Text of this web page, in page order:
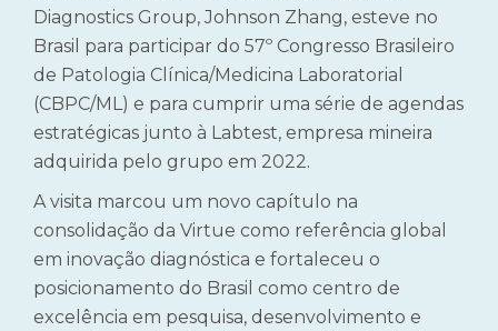
Diagnostics Group, Johnson Zhang, esteve no
Brasil para participar do 57º Congresso Brasileiro
de Patologia Clínica/Medicina Laboratorial
(CBPC/ML) e para cumprir uma série de agendas
estratégicas junto à Labtest, empresa mineira
adquirida pelo grupo em 2022.
A visita marcou um novo capítulo na
consolidação da Virtue como referência global
em inovação diagnóstica e fortaleceu o
posicionamento do Brasil como centro de
excelência em pesquisa, desenvolvimento e